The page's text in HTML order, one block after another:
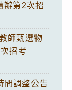
辦第2次招
師甄選物
招考
間調整公告